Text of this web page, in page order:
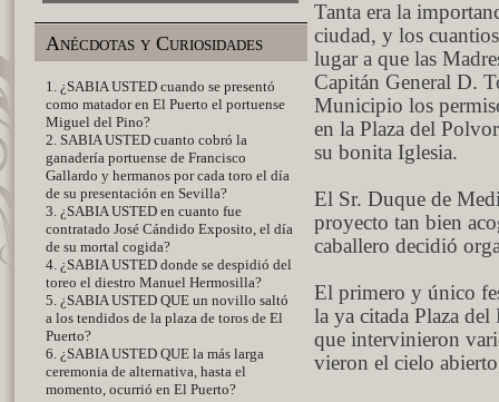
Anécdotas y Curiosidades
1. ¿SABIA USTED cuando se presentó
como matador en El Puerto el portuense
Miguel del Pino?
2. SABIA USTED cuanto cobró la
ganadería portuense de Francisco
Gallardo y hermanos por cada toro el día
de su presentación en Sevilla?
3. ¿SABIA USTED en cuanto fue
contratado José Cándido Exposito, el día
de su mortal cogida?
4. ¿SABIA USTED donde se despidió del
toreo el diestro Manuel Hermosilla?
5. ¿SABIA USTED QUE un novillo saltó
a los tendidos de la plaza de toros de El
Puerto?
6. ¿SABIA USTED QUE la más larga
ceremonia de alternativa, hasta el
momento, ocurrió en El Puerto?
Tanta era la
ciudad, y los
lugar a que las
Capitán General D.
Municipio los
en la Plaza del
su bonita Iglesia.
El Sr. Duque de
proyecto tan bien
caballero decidió
El primero y único
la ya citada Plaza
que intervinieron
vieron el cielo